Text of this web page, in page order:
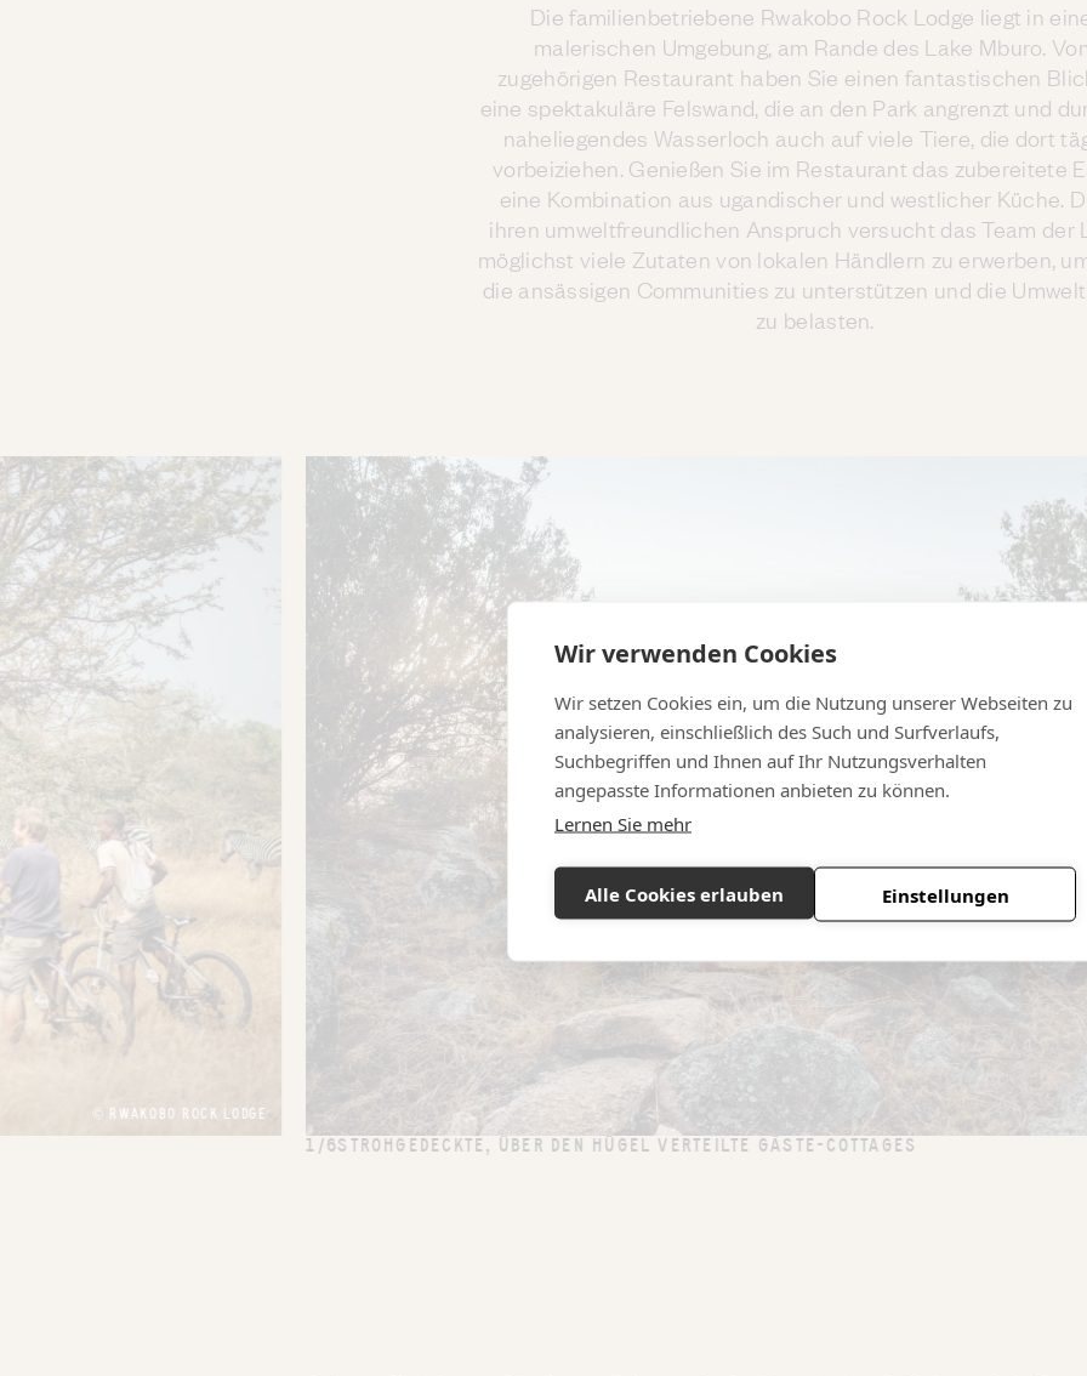
Wir verwenden Cookies
Wir setzen Cookies ein, um die Nutzung unserer Webseiten zu
analysieren, einschließlich des Such und Surfverlaufs,
Suchbegriffen und Ihnen auf Ihr Nutzungsverhalten
angepasste Informationen anbieten zu können.
Lernen Sie mehr
Alle Cookies erlauben Einstellungen
Die familienbetriebene Rwakobo Rock Lodge liegt in
malerischen Umgebung, am Rande des Lake Mburo.
zugehörigen Restaurant haben Sie einen fantastischen
eine spektakuläre Felswand, die an den Park angrenzt und
naheliegendes Wasserloch auch auf viele Tiere, die dort
vorbeiziehen. Genießen Sie im Restaurant das zubereitete
eine Kombination aus ugandischer und westlicher Küche.
ihren umweltfreundlichen Anspruch versucht das Team der
möglichst viele Zutaten von lokalen Händlern zu erwerben,
die ansässigen Communities zu unterstützen und die
zu belasten.
© RWAKOBO ROCK LODGE
1/6STROHGEDECKTE, ÜBER DEN HÜGEL VERTEILTE GÄSTE-COTTAGES